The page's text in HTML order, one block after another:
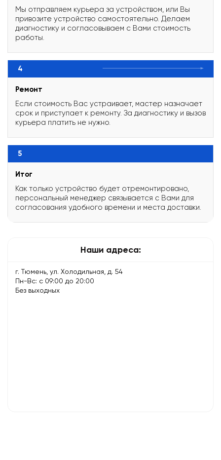
Мы отправляем курьера за устройством, или Вы
привозите устройство самостоятельно. Делаем
диагностику и согласовываем с Вами стоимость
работы.
4
Ремонт
Если стоимость Вас устраивает, мастер назначает
срок и приступает к ремонту. За диагностику и вызов
курьера платить не нужно.
5
Итог
Как только устройство будет отремонтировано,
персональный менеджер связывается с Вами для
согласования удобного времени и места доставки.
Наши адреса:
г. Тюмень, ул. Холодильная, д. 54
Пн-Вс: с 09:00 до 20:00
Без выходных